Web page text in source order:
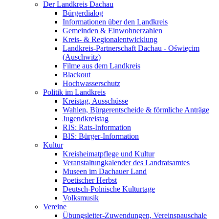
Der Landkreis Dachau
Bürgerdialog
Informationen über den Landkreis
Gemeinden & Einwohnerzahlen
Kreis- & Regionalentwicklung
Landkreis-Partnerschaft Dachau - Oświęcim
(Auschwitz)
Filme aus dem Landkreis
Blackout
Hochwasserschutz
Politik im Landkreis
Kreistag, Ausschüsse
Wahlen, Bürgerentscheide & förmliche Anträge
Jugendkreistag
RIS: Rats-Information
BIS: Bürger-Information
Kultur
Kreisheimatpflege und Kultur
Veranstaltungkalender des Landratsamtes
Museen im Dachauer Land
Poetischer Herbst
Deutsch-Polnische Kulturtage
Volksmusik
Vereine
Übungsleiter-Zuwendungen, Vereinspauschale